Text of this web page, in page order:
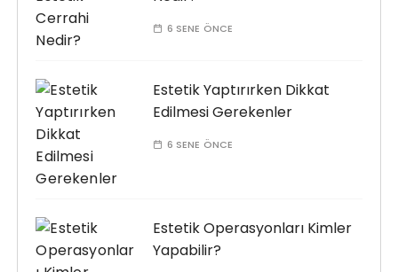
6 SENE ÖNCE
Estetik Yaptırırken Dikkat
Edilmesi Gerekenler
6 SENE ÖNCE
Estetik Operasyonları Kimler
Yapabilir?